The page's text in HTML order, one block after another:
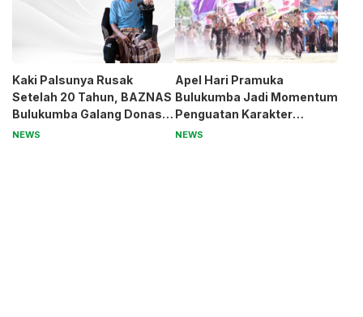
Kaki Palsunya Rusak
Setelah 20 Tahun, BAZNAS
Bulukumba Galang Donasi
untuk Pak Pardi
NEWS
Apel Hari Pramuka
Bulukumba Jadi Momentum
Penguatan Karakter
Generasi Muda
NEWS